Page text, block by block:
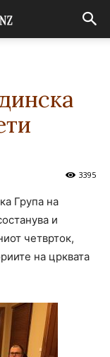
3395
Група на
и
четврток,
на црквата